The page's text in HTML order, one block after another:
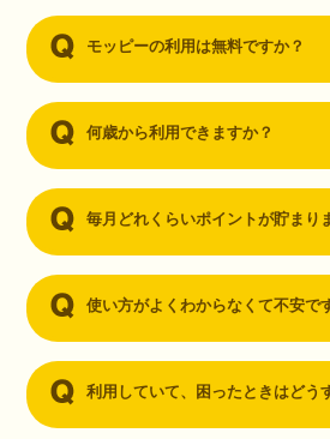
ーを知りました。クレジットカードを発行
るならと無料登録して、クレジットカード
モッピーの利用は無料ですか？
何歳から利用できますか？
毎月どれくらいポイントが貯まり
使い方がよくわからなくて不安で
利用していて、困ったときはどう